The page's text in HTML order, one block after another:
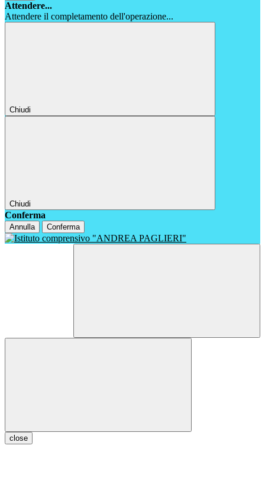
Attendere...
Attendere il completamento dell'operazione...
Chiudi
Chiudi
Conferma
Annulla Conferma
close